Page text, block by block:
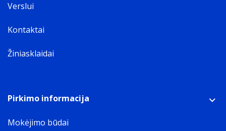
Verslui
Kontaktai
Žiniasklaidai
Pirkimo informacija
Mokėjimo būdai